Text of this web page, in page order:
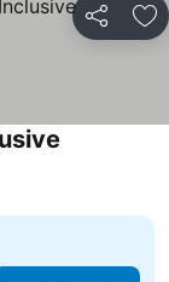
Compartir